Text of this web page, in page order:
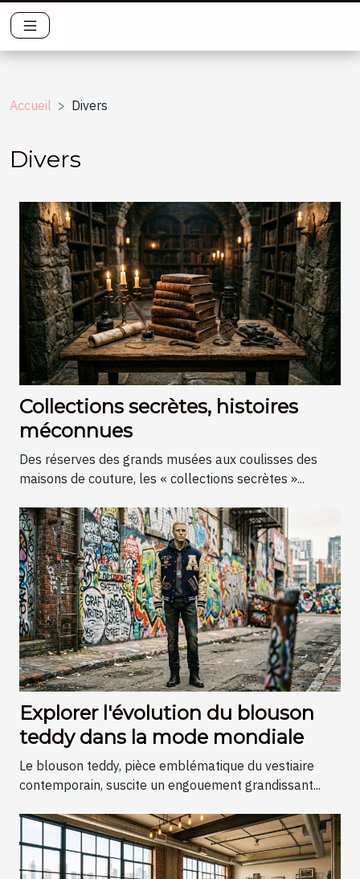
Accueil Divers
Divers
Collections secrètes, histoires
méconnues
Des réserves des grands musées aux coulisses des
maisons de couture, les « collections secrètes »...
Explorer l'évolution du blouson
teddy dans la mode mondiale
Le blouson teddy, pièce emblématique du vestiaire
contemporain, suscite un engouement grandissant...